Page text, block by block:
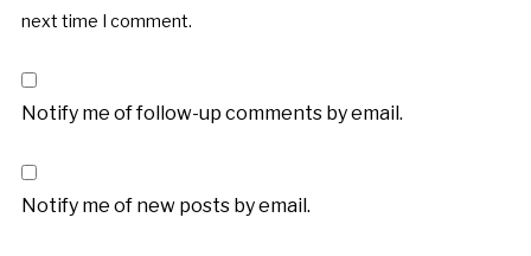
next time I comment.
Notify me of follow-up comments by email.
Notify me of new posts by email.